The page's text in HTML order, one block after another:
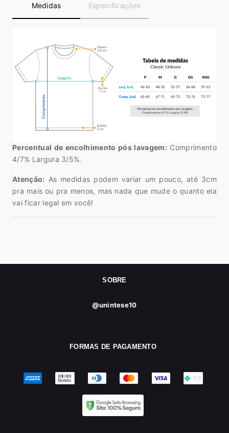
Medidas Especificações
Percentual de encolhimento pós lavagem: Comprimento
4/7% Largura 3/5%.
Atenção: As medidas podem variar um pouco, até 3cm
pra mais ou pra menos, mas nada que mude o quanto ela
vai ficar legal em você!
SOBRE
@unintese10
FORMAS DE PAGAMENTO